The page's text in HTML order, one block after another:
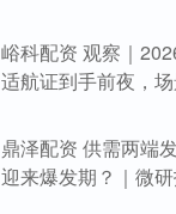
峪科配资 观察｜
适航证到手前夜，
鼎泽配资 供需两端
迎来爆发期？｜微